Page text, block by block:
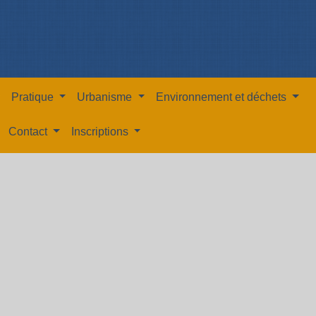
Pratique Urbanisme Environnement et déchets
Contact Inscriptions